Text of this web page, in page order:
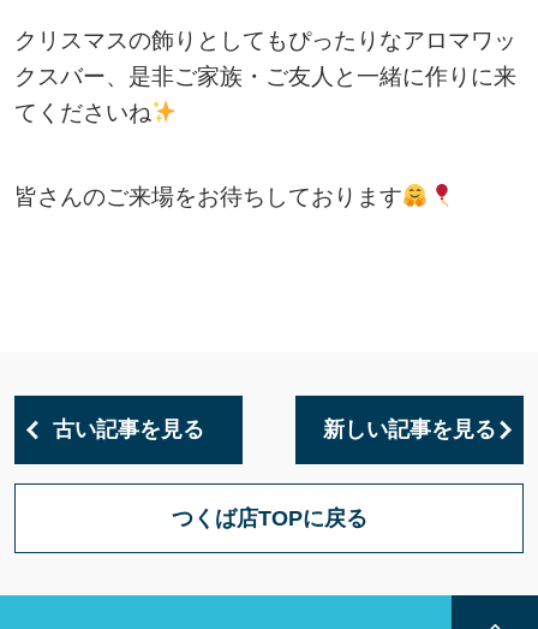
クリスマスの飾りとしてもぴったりなアロマワッ
クスバー、是非ご家族・ご友人と一緒に作りに来
てくださいね
皆さんのご来場をお待ちしております
古い記事を見る 新しい記事を見る
つくば店TOPに戻る